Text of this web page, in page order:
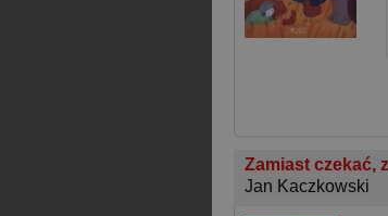
Zamiast czekać,
Jan Kaczkowski